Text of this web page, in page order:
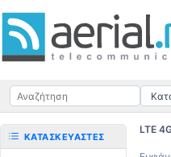
LTE
ΚΑΤΑΣΚΕΥΑΣΤΈΣ